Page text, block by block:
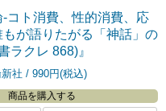
-コト消費、性的消費、応
が語りたがる「神話」の
ラクレ 868)』
社 990円(税込)
商品を購入する